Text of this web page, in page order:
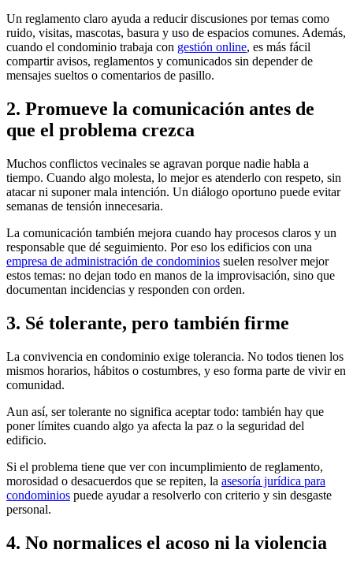
Un reglamento claro ayuda a reducir discusiones por temas como
ruido, visitas, mascotas, basura y uso de espacios comunes. Además,
cuando el condominio trabaja con gestión online, es más fácil
compartir avisos, reglamentos y comunicados sin depender de
mensajes sueltos o comentarios de pasillo.
2. Promueve la comunicación antes de
que el problema crezca
Muchos conflictos vecinales se agravan porque nadie habla a
tiempo. Cuando algo molesta, lo mejor es atenderlo con respeto, sin
atacar ni suponer mala intención. Un diálogo oportuno puede evitar
semanas de tensión innecesaria.
La comunicación también mejora cuando hay procesos claros y un
responsable que dé seguimiento. Por eso los edificios con una
empresa de administración de condominios suelen resolver mejor
estos temas: no dejan todo en manos de la improvisación, sino que
documentan incidencias y responden con orden.
3. Sé tolerante, pero también firme
La convivencia en condominio exige tolerancia. No todos tienen los
mismos horarios, hábitos o costumbres, y eso forma parte de vivir en
comunidad.
Aun así, ser tolerante no significa aceptar todo: también hay que
poner límites cuando algo ya afecta la paz o la seguridad del
edificio.
Si el problema tiene que ver con incumplimiento de reglamento,
morosidad o desacuerdos que se repiten, la asesoría jurídica para
condominios puede ayudar a resolverlo con criterio y sin desgaste
personal.
4. No normalices el acoso ni la violencia